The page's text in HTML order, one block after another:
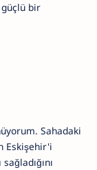
güçlü bir
Sahadaki
Eskişehir'i